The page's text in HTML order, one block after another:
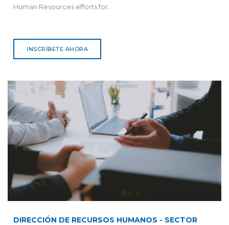
Human Resources efforts for...
INSCRÍBETE AHORA
DIRECCIÓN DE RECURSOS HUMANOS - SECTOR